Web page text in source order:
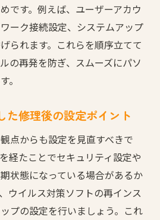
です。例えば、ユーザーアカウ
ーク接続設定、システムアップ
られます。これらを順序立てて
の再発を防ぎ、スムーズにパソ
。
た修理後の設定ポイント
点からも設定を見直すべきで
経たことでセキュリティ設定や
状態になっている場合があるか
ウイルス対策ソフトの再インス
プの設定を行いましょう。これ